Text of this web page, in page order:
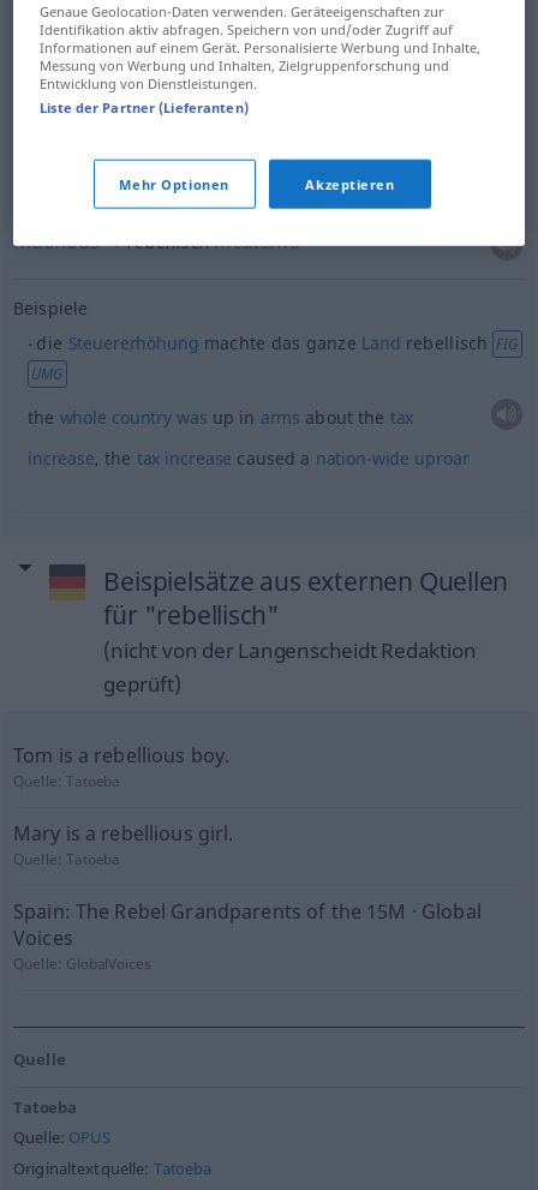
insurgent rebellischaufständisch
insurrectionary rebellisch
insurrectional rebellischaufständisch
mutinous rebellischmeuternd
Beispiele
die Steuererhöhung machte das ganze Land rebellisch FIG
UMG
the whole country was up in arms about the tax
increase, the tax increase caused a nation-wide uproar
Beispielsätze aus externen Quellen
für "rebellisch"
(nicht von der Langenscheidt Redaktion
geprüft)
Tom is a rebellious boy.
Quelle:Tatoeba
Mary is a rebellious girl.
Quelle:Tatoeba
Spain: The Rebel Grandparents of the 15M · Global
Voices
Quelle: GlobalVoices
Quelle
Tatoeba
Quelle: OPUS
Originaltextquelle: Tatoeba
Genaue Geolocation-Daten verwenden. Geräteeigenschaften zur
Identifikation aktiv abfragen. Speichern von und/oder Zugriff auf
Informationen auf einem Gerät. Personalisierte Werbung und Inhalte,
Messung von Werbung und Inhalten, Zielgruppenforschung und
Entwicklung von Dienstleistungen.
Liste der Partner (Lieferanten)
Mehr Optionen Akzeptieren